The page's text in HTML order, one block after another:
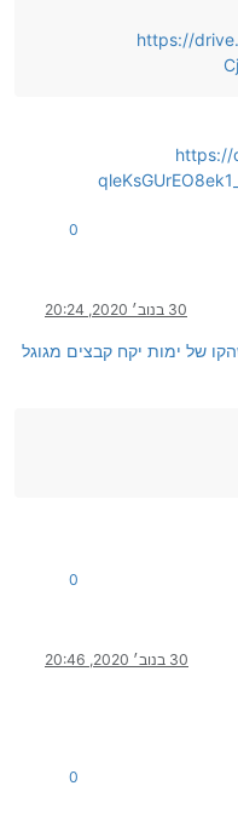
https://
https://
0
30 בנוב׳ 2020, 20:24
של ימות יקח קבצים מגוגל
0
30 בנוב׳ 2020, 20:46
0